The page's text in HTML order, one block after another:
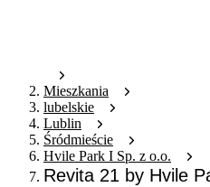
Mieszkania
lubelskie
Lublin
Śródmieście
Hvile Park I Sp. z o.o.
Revita 21 by Hvile